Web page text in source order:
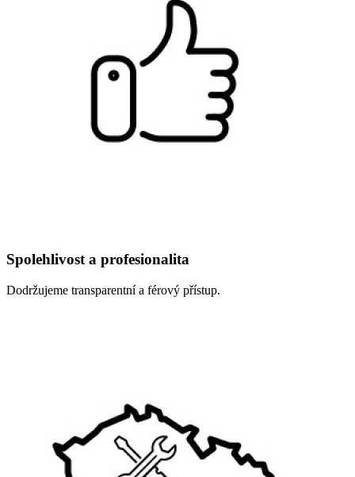
Spolehlivost a profesionalita
Dodržujeme transparentní a férový přístup.